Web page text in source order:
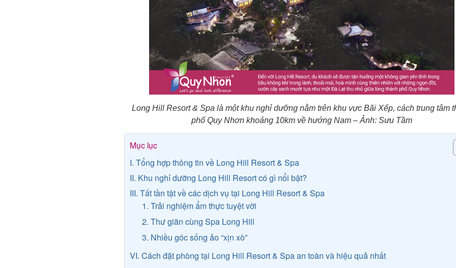
Long Hill Resort & Spa là một khu nghỉ dưỡng nằm trên khu vực Bãi Xếp, cách trung tâm
phố Quy Nhơn khoảng 10km về hướng Nam – Ảnh: Sưu Tầm
Mục lục
I. Tổng hợp thông tin về Long Hill Resort & Spa
II. Khu nghỉ dưỡng Long Hill Resort có gì nổi bật?
III. Tất tần tật về các dịch vụ tại Long Hill Resort & Spa
1. Trải nghiệm ẩm thực tuyệt vời
2. Thư giãn cùng Spa Long Hill
3. Nhiều góc sống ảo “xịn xò”
VI. Cách đặt phòng tại Long Hill Resort & Spa an toàn và hiệu quả nhất